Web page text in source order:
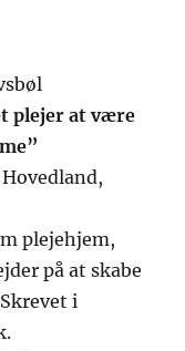
plejer at være
plejehjem,
på at skabe
i